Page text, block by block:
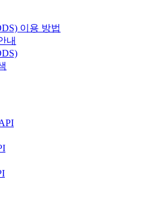
이용 방법
내